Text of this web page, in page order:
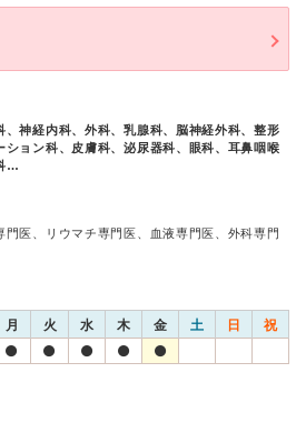
、神経内科、外科、乳腺科、脳神経外科、整形
ション科、皮膚科、泌尿器科、眼科、耳鼻咽喉
…
医、リウマチ専門医、血液専門医、外科専門
月 火 水 木 金 土 日 祝